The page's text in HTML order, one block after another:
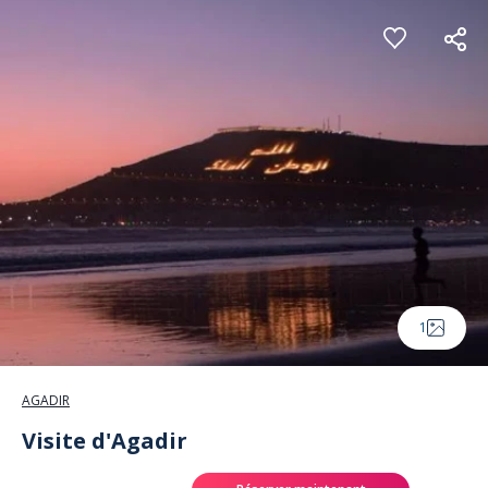
1
AGADIR
Visite d'Agadir